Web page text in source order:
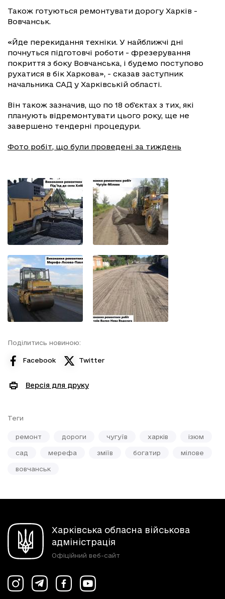
Також готуються ремонтувати дорогу Харків -
Вовчанськ.
«Йде перекидання техніки. У найближчі дні
почнуться підготовчі роботи - фрезерування
покриття з боку Вовчанська, і будемо поступово
рухатися в бік Харкова», - сказав заступник
начальника САД у Харківській області.
Він також зазначив, що по 18 об'єктах з тих, які
планують відремонтувати цього року, ще не
завершено тендерні процедури.
Фото робіт, що були проведені за тиждень
Поділитись новиною:
Facebook Twitter
Версія для друку
Теги
ремонт дороги чугуїв харків ізюм
сад мерефа зміїв богатир мілове
вовчанськ
Харківська обласна військова
адміністрація
Офіційний веб-сайт